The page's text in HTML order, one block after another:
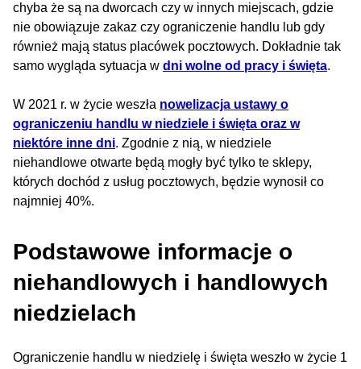
chyba że są na dworcach czy w innych miejscach, gdzie
nie obowiązuje zakaz czy ograniczenie handlu lub gdy
również mają status placówek pocztowych. Dokładnie tak
samo wygląda sytuacja w dni wolne od pracy i święta.
W 2021 r. w życie weszła nowelizacja ustawy o
ograniczeniu handlu w niedziele i święta oraz w
niektóre inne dni. Zgodnie z nią, w niedziele
niehandlowe otwarte będą mogły być tylko te sklepy,
których dochód z usług pocztowych, będzie wynosił co
najmniej 40%.
Podstawowe informacje o
niehandlowych i handlowych
niedzielach
Ograniczenie handlu w niedzielę i święta weszło w życie 1